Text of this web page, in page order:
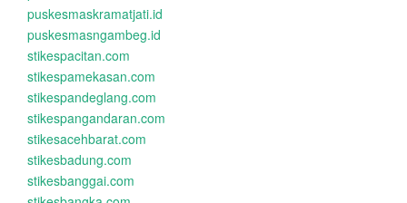
puskesmaskramatjati.id
puskesmasngambeg.id
stikespacitan.com
stikespamekasan.com
stikespandeglang.com
stikespangandaran.com
stikesacehbarat.com
stikesbadung.com
stikesbanggai.com